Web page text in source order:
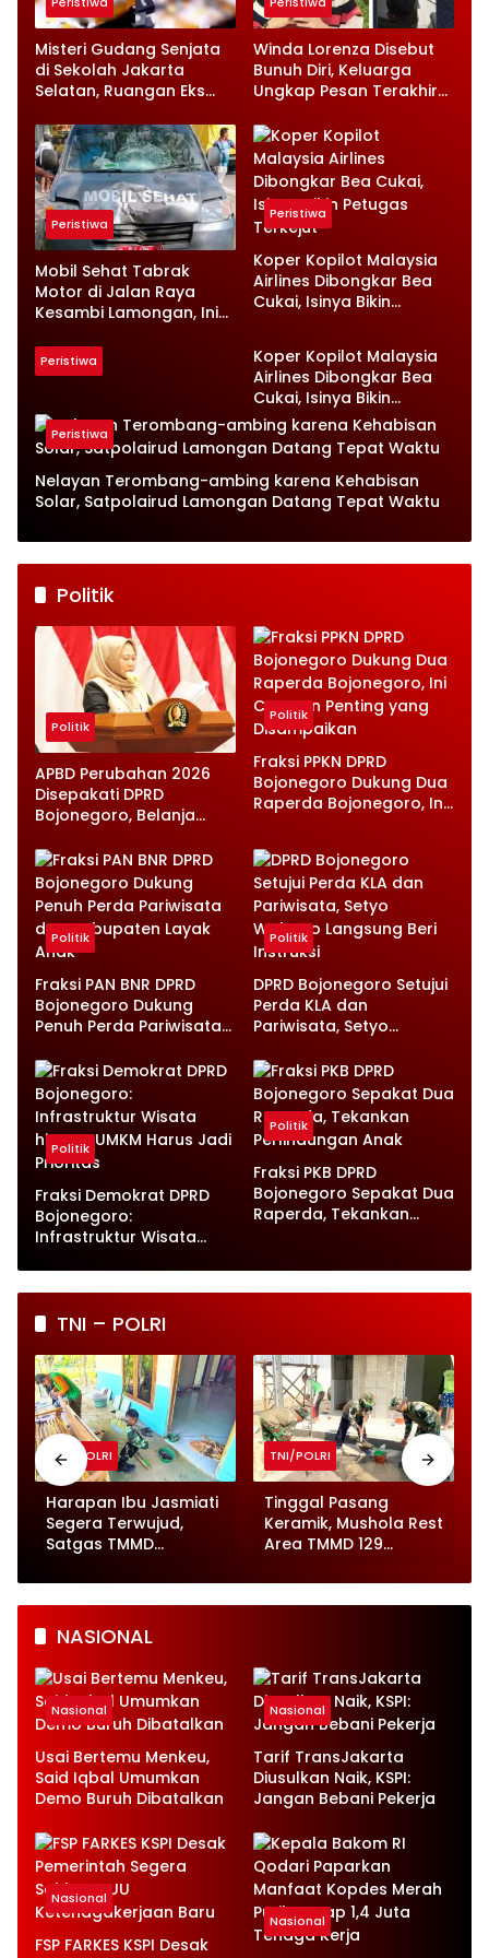
Misteri Gudang Senjata
di Sekolah Jakarta
Selatan, Ruangan Eks
Sorotan
Winda Lorenza Disebut
Bunuh Diri, Keluarga
Ungkap Pesan Terakhir
Rumah
Peristiwa
Mobil Sehat Tabrak
Motor di Jalan Raya
Kesambi Lamongan, Ini
Peristiwa
Koper Kopilot Malaysia
Airlines Dibongkar Bea
Cukai, Isinya Bikin
Peristiwa
Koper Kopilot Malaysia
Airlines Dibongkar Bea
Cukai, Isinya Bikin
Petugas Terkejut
Peristiwa
Nelayan Terombang-ambing karena Kehabisan
Solar, Satpolairud Lamongan Datang Tepat Waktu
Politik
Politik
APBD Perubahan 2026
Disepakati DPRD
Bojonegoro, Belanja
Infrastruktur Diperkuat
Politik
Fraksi PPKN DPRD
Bojonegoro Dukung Dua
Raperda Bojonegoro, Ini
Disampaikan
Politik
Fraksi PAN BNR DPRD
Bojonegoro Dukung
Penuh Perda Pariwisata
Anak
Politik
DPRD Bojonegoro Setujui
Perda KLA dan
Pariwisata, Setyo
Instruksi
Politik
Fraksi Demokrat DPRD
Bojonegoro:
Infrastruktur Wisata
Prioritas
Politik
Fraksi PKB DPRD
Bojonegoro Sepakat Dua
Raperda, Tekankan
TNI – POLRI
TNI/POLRI
Harapan Ibu Jasmiati
Segera Terwujud,
Satgas TMMD
Renovasi Rumah
TNI/POLRI
Tinggal Pasang
Keramik, Mushola Rest
Area TMMD 129
Dibuka
NASIONAL
Nasional
Usai Bertemu Menkeu,
Said Iqbal Umumkan
Demo Buruh Dibatalkan
Nasional
Tarif TransJakarta
Diusulkan Naik, KSPI:
Jangan Bebani Pekerja
Nasional
FSP FARKES KSPI Desak
Nasional